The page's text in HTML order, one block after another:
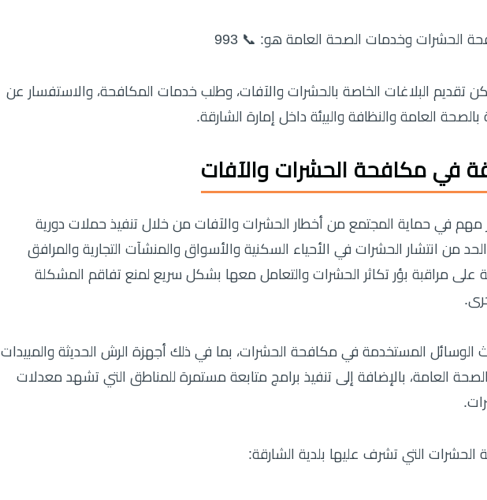
الحشرات وخدمات الصحة العامة هو: 📞 993
تقديم البلاغات الخاصة بالحشرات والآفات، وطلب خدمات المكافحة، والاستفسار عن
بالصحة العامة والنظافة والبيئة داخل إمارة الشارقة.
في مكافحة الحشرات والآفات
مهم في حماية المجتمع من أخطار الحشرات والآفات من خلال تنفيذ حملات دورية
من انتشار الحشرات في الأحياء السكنية والأسواق والمنشآت التجارية والمرافق
على مراقبة بؤر تكاثر الحشرات والتعامل معها بشكل سريع لمنع تفاقم المشكلة
الوسائل المستخدمة في مكافحة الحشرات، بما في ذلك أجهزة الرش الحديثة والمبيدات
العامة، بالإضافة إلى تنفيذ برامج متابعة مستمرة للمناطق التي تشهد معدلات
التي تشرف عليها بلدية الشارقة: